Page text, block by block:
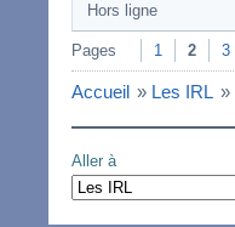
Hors ligne
Pages 1 2 3
Accueil » Les IRL »
Aller à